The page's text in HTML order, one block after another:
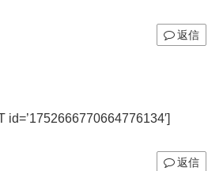
返信
id=’1752666770664776134′]
返信